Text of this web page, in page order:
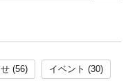
(56) イベント (30)